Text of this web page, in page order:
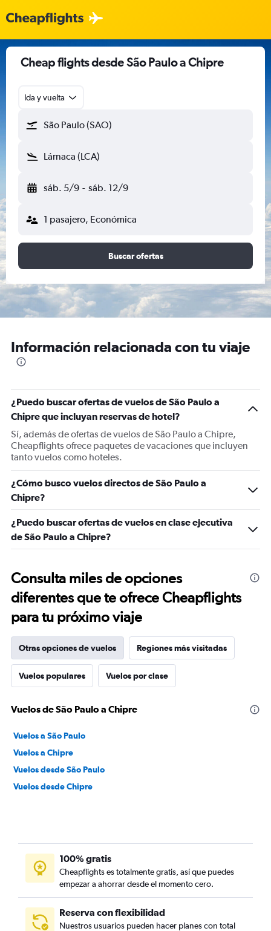
Cheap flights desde São Paulo a Chipre
Ida y vuelta
São Paulo (SAO)
Lárnaca (LCA)
sáb. 5/9 - sáb. 12/9
1 pasajero, Económica
Buscar ofertas
Información relacionada con tu viaje
¿Puedo buscar ofertas de vuelos de São Paulo a
Chipre que incluyan reservas de hotel?
Sí, además de ofertas de vuelos de São Paulo a Chipre,
Cheapflights ofrece paquetes de vacaciones que incluyen
tanto vuelos como hoteles.
¿Cómo busco vuelos directos de São Paulo a
Chipre?
¿Puedo buscar ofertas de vuelos en clase ejecutiva
de São Paulo a Chipre?
Consulta miles de opciones
diferentes que te ofrece Cheapflights
para tu próximo viaje
Otras opciones de vuelos Regiones más visitadas
Vuelos populares Vuelos por clase
Vuelos de São Paulo a Chipre
Vuelos a São Paulo
Vuelos a Chipre
Vuelos desde São Paulo
Vuelos desde Chipre
100% gratis
Cheapflights es totalmente gratis, así que puedes
empezar a ahorrar desde el momento cero.
Reserva con flexibilidad
Nuestros usuarios pueden hacer planes con total